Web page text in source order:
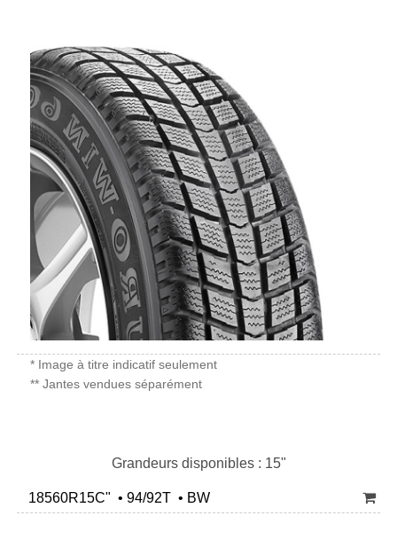
* Image à titre indicatif seulement
** Jantes vendues séparément
Grandeurs disponibles : 15"
18560R15C" • 94/92T • BW